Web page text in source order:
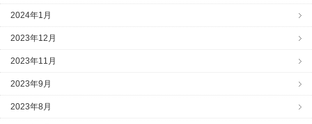
2024年1月
2023年12月
2023年11月
2023年9月
2023年8月